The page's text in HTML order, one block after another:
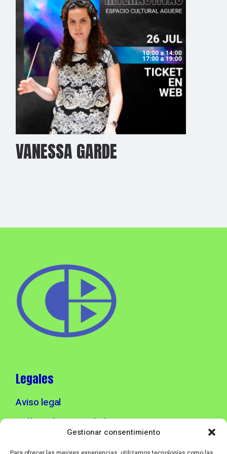
Gestionar consentimiento
VANESSA GARDE
Legales
Aviso legal
Política de privacidad